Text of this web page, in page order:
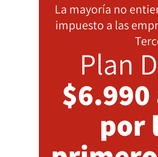
La mayoría no
impuesto a las
Plan
por